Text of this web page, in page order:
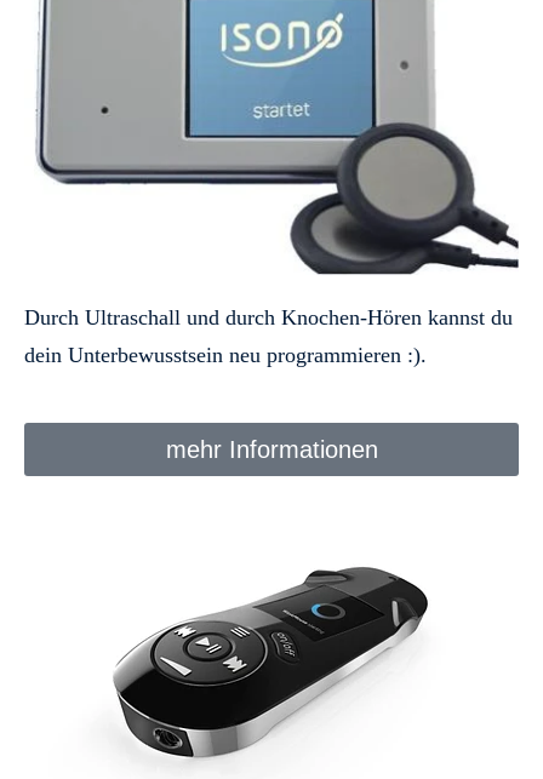
Durch Ultraschall und durch Knochen-Hören kannst du
dein Unterbewusstsein neu programmieren :).
mehr Informationen